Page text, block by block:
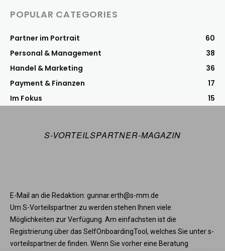
POPULAR CATEGORIES
Partner im Portrait
60
Personal & Management
38
Handel & Marketing
36
Payment & Finanzen
17
Im Fokus
15
S-VORTEILSPARTNER-MAGAZIN
E-Mail an die Redaktion: gunnar.erth@s-mm.de
Um S-Vorteilspartner zu werden stehen Ihnen viele
Möglichkeiten zur Verfügung. Am einfachsten ist die
Registrierung über das SelfOnboardingTool, welches Sie unter s-
vorteilspartner.de finden. Wenn Sie vorher eine Beratung